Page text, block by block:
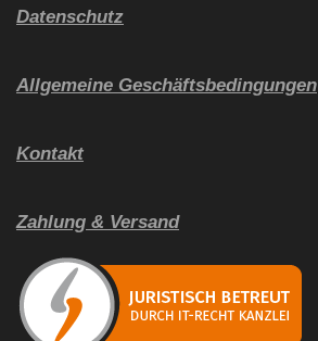
Datenschutz
Allgemeine Geschäftsbedingungen
Kontakt
Zahlung & Versand